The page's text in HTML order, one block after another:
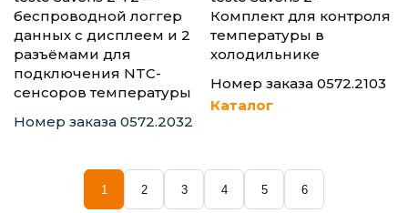
беспроводной логгер
данных с дисплеем и 2
разъёмами для
подключения NTC-
сенсоров температуры
Номер заказа 0572.2032
Комплект для контроля
температуры в
холодильнике
Номер заказа 0572.2103
Каталог
1 2 3 4 5 6